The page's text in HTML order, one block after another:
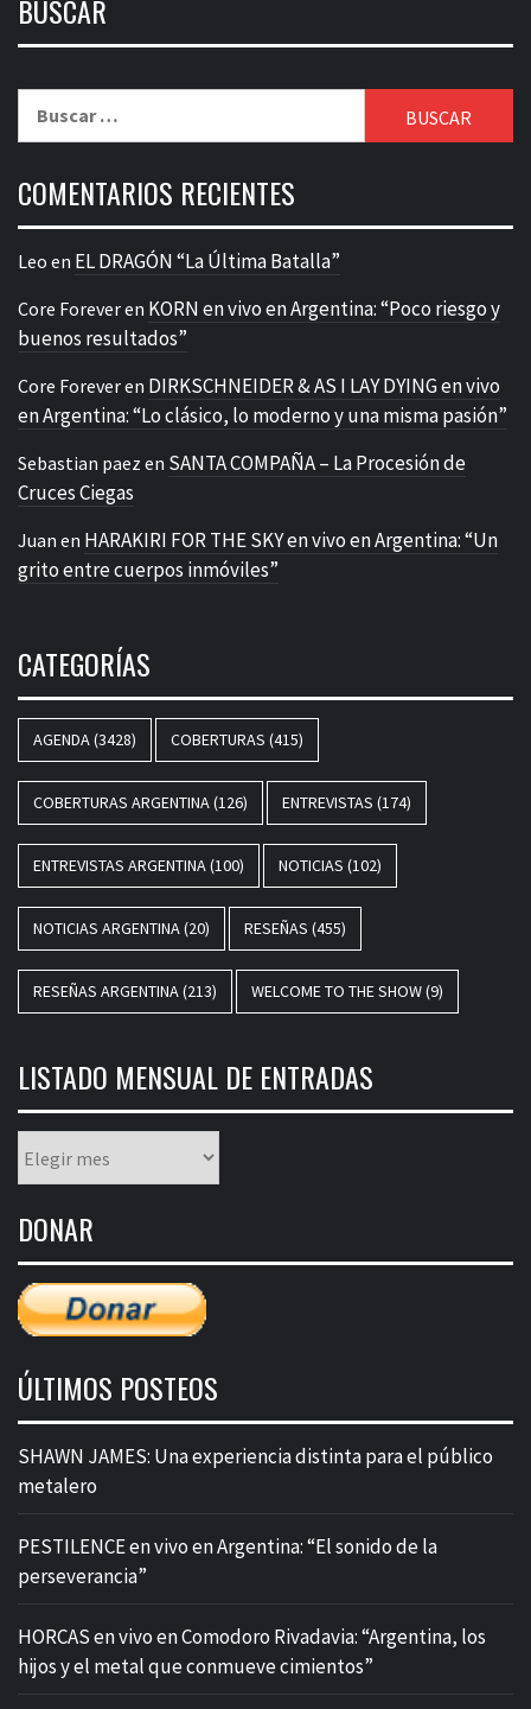
BUSCAR
COMENTARIOS RECIENTES
Leo en EL DRAGÓN “La Última Batalla”
Core Foreveren KORN en vivo en Argentina: “Poco riesgo y
buenos resultados”
Core Foreveren DIRKSCHNEIDER & AS I LAY DYING en vivo
en Argentina: “Lo clásico, lo moderno y una misma pasión”
Sebastian paez en SANTA COMPAÑA – La Procesión de
Cruces Ciegas
Juan en HARAKIRI FOR THE SKY en vivo en Argentina: “Un
grito entre cuerpos inmóviles”
CATEGORÍAS
AGENDA(3428) COBERTURAS (415)
COBERTURAS ARGENTINA(126) ENTREVISTAS (174)
ENTREVISTAS ARGENTINA(100) NOTICIAS (102)
NOTICIAS ARGENTINA(20) RESEÑAS (455)
RESEÑAS ARGENTINA(213) WELCOME TO THE SHOW(9)
LISTADO MENSUAL DE ENTRADAS
mensual
entradas
DONAR
ÚLTIMOS POSTEOS
SHAWN JAMES: Una experiencia distinta para el público
metalero
PESTILENCE en vivo en Argentina: “El sonido de la
perseverancia”
HORCAS en vivo en Comodoro Rivadavia: “Argentina, los
hijos y el metal que conmueve cimientos”